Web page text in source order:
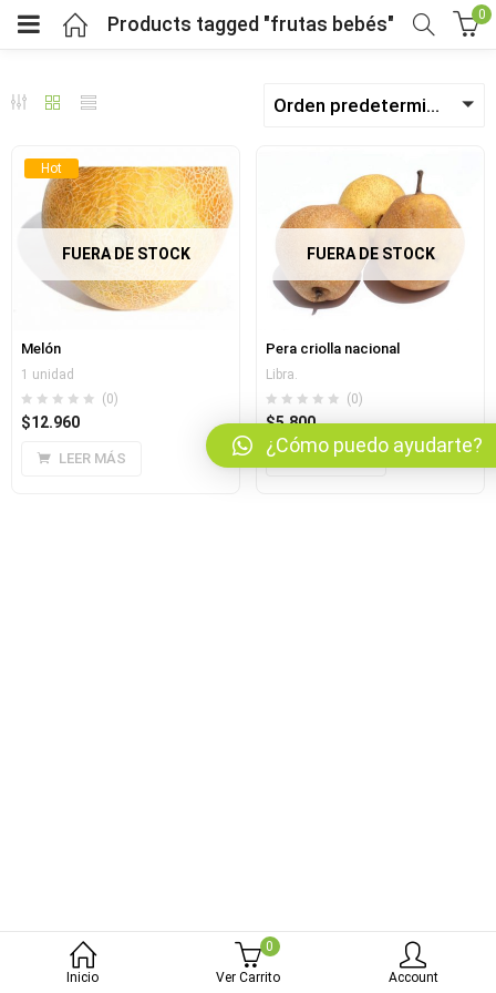
(Viveres)
(Salud y bienestar)
(Mercado por tipo de dieta)
(Horarios y pedidos)
(Nosotros)
Products tagged "frutas bebés" 0
Inicio
0
Ver Carrito
Account
Orden predeterminado
Hot
FUERA DE STOCK
Melón
1 unidad
(0)
$12.960
LEER MÁS
FUERA DE STOCK
Pera criolla nacional
Libra.
(0)
$5.800
LEER MÁS
¿Cómo puedo ayudarte?